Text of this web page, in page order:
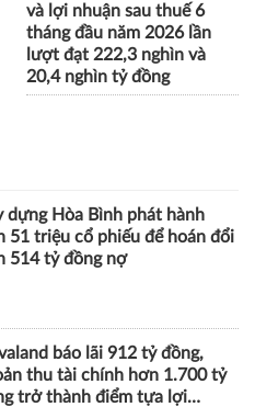
và lợi nhuận sau thuế 6
tháng đầu năm 2026 lần
lượt đạt 222,3 nghìn và
20,4 nghìn tỷ đồng
dựng Hòa Bình phát hành
51 triệu cổ phiếu để hoán đổi
514 tỷ đồng nợ
báo lãi 912 tỷ đồng,
thu tài chính hơn 1.700 tỷ
trở thành điểm tựa lợi